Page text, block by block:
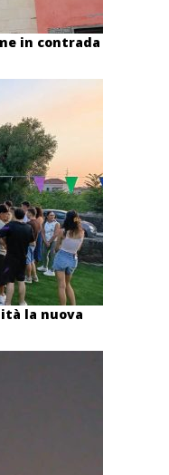
in contrada
la nuova